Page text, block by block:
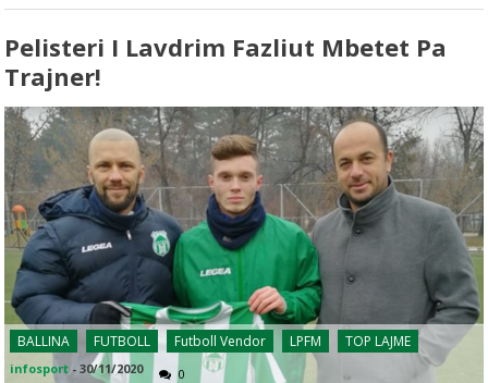
Pelisteri I Lavdrim Fazliut Mbetet Pa
Trajner!
BALLINA FUTBOLL Futboll Vendor LPFM TOP LAJME
infosport -30/11/2020 0